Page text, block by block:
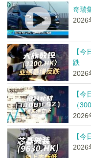
奇瑞
2026
【
跌
2026
【
（
2026
【
2026